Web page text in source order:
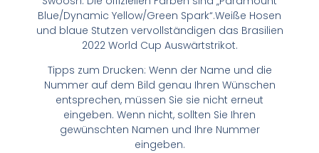
Blue/Dynamic Yellow/Green Spark“.Weiße Hosen
und blaue Stutzen vervollständigen das Brasilien
2022 World Cup Auswärtstrikot.
Tipps zum Drucken: Wenn der Name und die
Nummer auf dem Bild genau Ihren Wünschen
entsprechen, müssen Sie sie nicht erneut
eingeben. Wenn nicht, sollten Sie Ihren
gewünschten Namen und Ihre Nummer
eingeben.